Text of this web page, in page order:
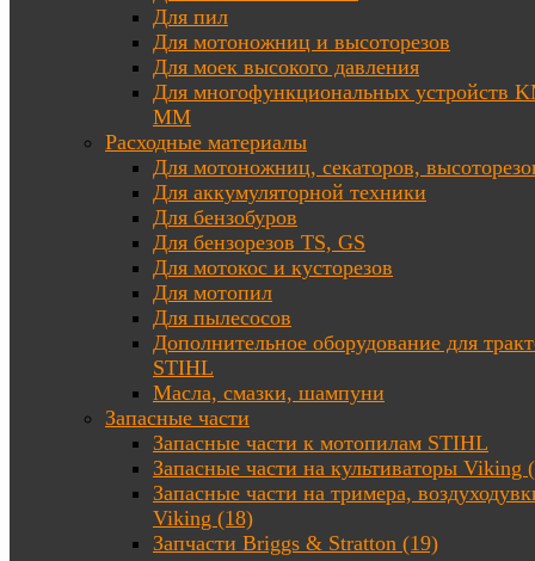
Для пил
Для мотоножниц и высоторезов
Для моек высокого давления
Для многофункциональных устройств
MM
Расходные материалы
Для мотоножниц, секаторов,
Для аккумуляторной техники
Для бензобуров
Для бензорезов TS, GS
Для мотокос и кусторезов
Для мотопил
Для пылесосов
Дополнительное оборудование для
STIHL
Масла, смазки, шампуни
Запасные части
Запасные части к мотопилам STIHL
Запасные части на культиваторы Viking
Запасные части на тримера,
Viking (18)
Запчасти Briggs & Stratton (19)